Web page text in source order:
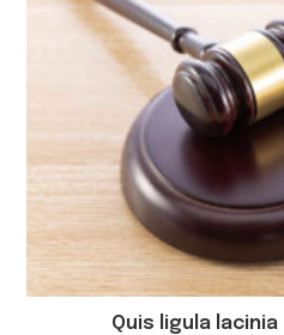
Quis ligula